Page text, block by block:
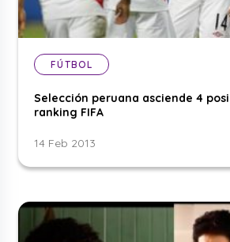
FÚTBOL
Selección peruana asciende 4
ranking FIFA
14 Feb 2013